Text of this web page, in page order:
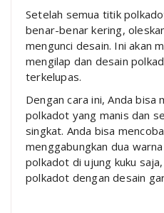
Setelah semua titik
benar-benar kering,
mengunci desain. Ini akan
mengilap dan desain
terkelupas.
Dengan cara ini, Anda bisa
polkadot yang manis dan
singkat. Anda bisa
menggabungkan dua
polkadot di ujung kuku
polkadot dengan desain